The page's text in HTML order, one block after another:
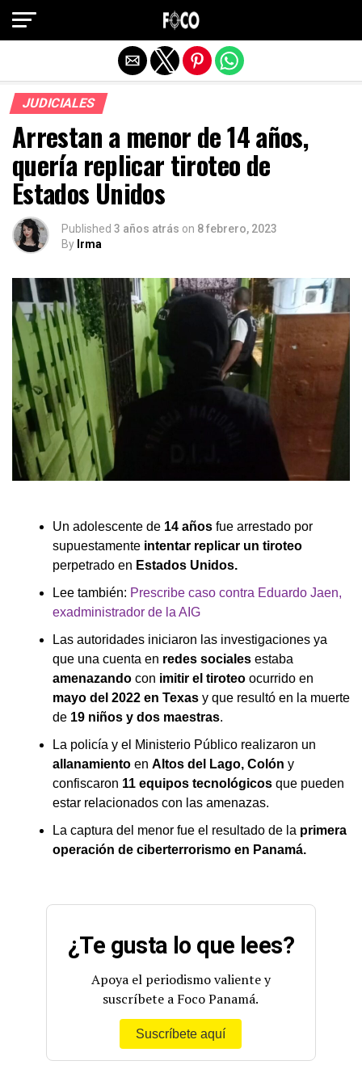
JUDICIALES
Arrestan a menor de 14 años,
quería replicar tiroteo de
Estados Unidos
Published 3 años atrás on 8 febrero, 2023
By Irma
Un adolescente de 14 años fue arrestado por
supuestamente intentar replicar un tiroteo
perpetrado en Estados Unidos.
Lee también: Prescribe caso contra Eduardo Jaen,
exadministrador de la AIG
Las autoridades iniciaron las investigaciones ya
que una cuenta en redes sociales estaba
amenazando con imitir el tiroteo ocurrido en
mayo del 2022 en Texas y que resultó en la muerte
de 19 niños y dos maestras.
La policía y el Ministerio Público realizaron un
allanamiento en Altos del Lago, Colón y
confiscaron 11 equipos tecnológicos que pueden
estar relacionados con las amenazas.
La captura del menor fue el resultado de la primera
operación de ciberterrorismo en Panamá.
¿Te gusta lo que lees?
Apoya el periodismo valiente y
suscríbete a Foco Panamá.
Suscríbete aquí
Salir de la versión móvil